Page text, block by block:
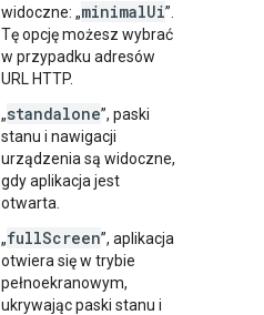
widoczne: „minimalUi”.
Tę opcję możesz wybrać
w przypadku adresów
URL HTTP.
„standalone”, paski
stanu i nawigacji
urządzenia są widoczne,
gdy aplikacja jest
otwarta.
„fullScreen”, aplikacja
otwiera się w trybie
pełnoekranowym,
ukrywając paski stanu i